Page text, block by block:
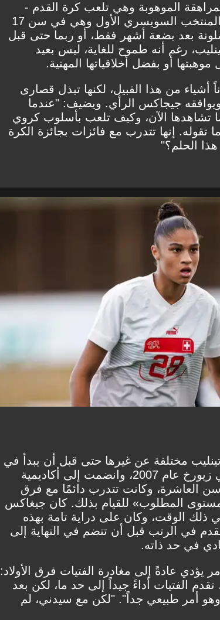
الموهوبة وهي تلعب كرة القدم -
سواء منذ ظهورها الأول مع المنتخب السويسري الأول وهي في سن 17
بعد بضعة أشهر فقط، أو ربما حتى قبل
رغم أنه طموح للغاية، ليس بعيد
موهبتها أو بفضل أخلاقياتها المهنية.
من هذا القبيل، لكنها تبذل قصارى
جيجاكس الرأي. ويضيف: "عندما
تشاهدها الآن، وكيف تلعب بأسلوب كروي
تقوله. إنها تتدرب مع فائزات بجائزة الكرة
هذا الحلم؟"
مختلفة عن غيرها حتى قبل أن يبدأ في
تدريبها. وُلدت شيرتينليب في زيورخ عام 2007، وانضمت إلى أكاديمية
العاشرة، وكانت تتدرب دائمًا مع فرق
المستوى المطلوب» للقيام بذلك. كان جيغاكس
تحت 16 عامًا في ذلك الوقت، وكان على دراية تامة بهذه
في الرتب قبل أن تنضم في النهاية إلى
في حد ذاته.
يؤدي عادةً إلى مغادرة الفتيات فرق الأولاد:
في سن 14 و15 و16، تقدم الفتيات أداءً جيداً إلى حد ما، لكن بعد
وهو أمر طبيعي جداً". "لكن مع سيدني، لم